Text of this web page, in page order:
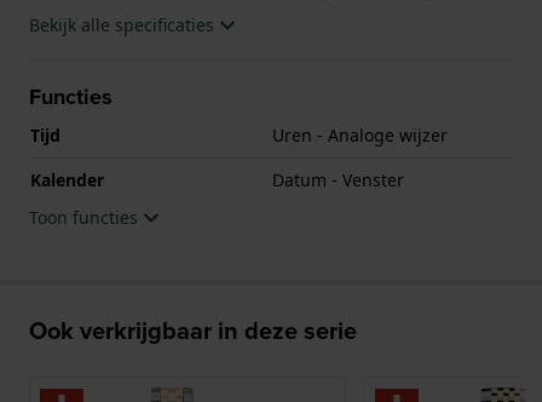
Bekijk alle specificaties
Functies
Tijd
Uren - Analoge wijzer
Kalender
Datum - Venster
Toon functies
Ook verkrijgbaar in deze serie